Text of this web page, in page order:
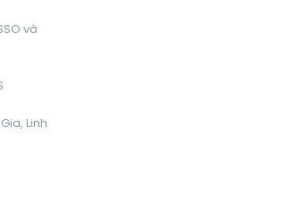
và
Linh